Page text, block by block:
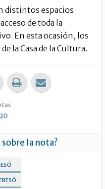
distintos espacios
de toda la
En esta ocasión, los
la Casa de la Cultura.
la nota?